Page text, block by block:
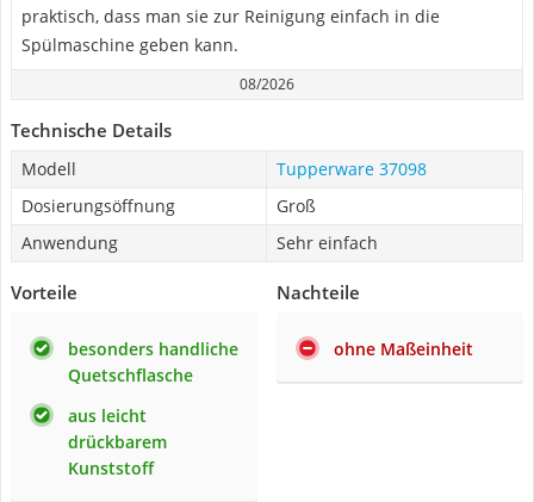
praktisch, dass man sie zur Reinigung einfach in die
Spülmaschine geben kann.
08/2026
Technische Details
Modell
Tupperware 37098
Dosierungsöffnung
Groß
Anwendung
Sehr einfach
Vorteile
besonders handliche
Quetschflasche
aus leicht
drückbarem
Kunststoff
Nachteile
ohne Maßeinheit